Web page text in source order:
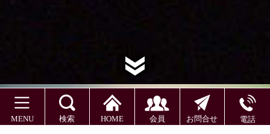
MENU 検索 HOME 会員 お問合せ 電話